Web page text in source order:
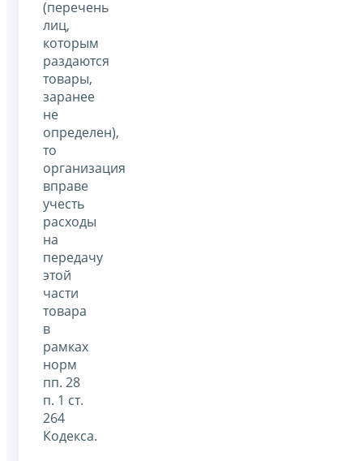
(перечень
лиц,
которым
раздаются
товары,
заранее
не
определен),
то
организация
вправе
учесть
расходы
на
передачу
этой
части
товара
в
рамках
норм
пп. 28
п. 1 ст.
264
Кодекса.